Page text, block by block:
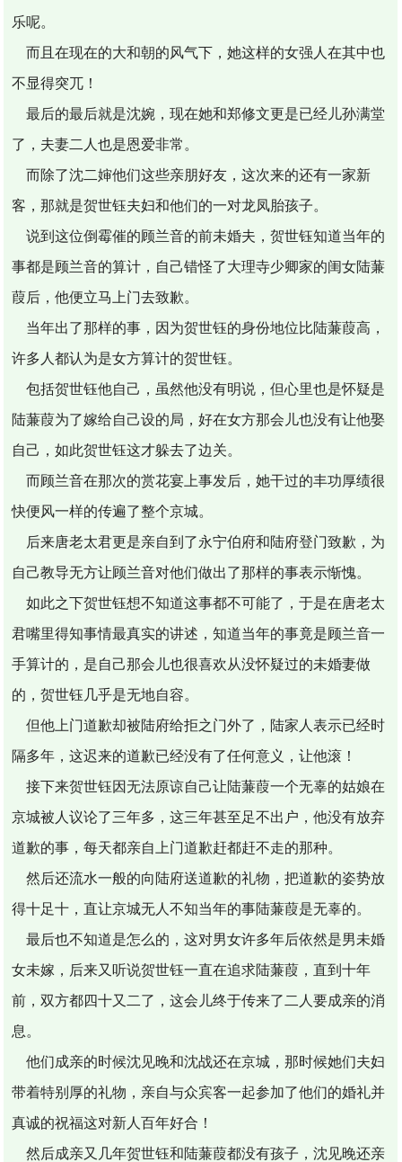
乐呢。
而且在现在的大和朝的风气下，她这样的女强人在其中也
不显得突兀！
最后的最后就是沈婉，现在她和郑修文更是已经儿孙满堂
了，夫妻二人也是恩爱非常。
而除了沈二婶他们这些亲朋好友，这次来的还有一家新
客，那就是贺世钰夫妇和他们的一对龙凤胎孩子。
说到这位倒霉催的顾兰音的前未婚夫，贺世钰知道当年的
事都是顾兰音的算计，自己错怪了大理寺少卿家的闺女陆蒹
葭后，他便立马上门去致歉。
当年出了那样的事，因为贺世钰的身份地位比陆蒹葭高，
许多人都认为是女方算计的贺世钰。
包括贺世钰他自己，虽然他没有明说，但心里也是怀疑是
陆蒹葭为了嫁给自己设的局，好在女方那会儿也没有让他娶
自己，如此贺世钰这才躲去了边关。
而顾兰音在那次的赏花宴上事发后，她干过的丰功厚绩很
快便风一样的传遍了整个京城。
后来唐老太君更是亲自到了永宁伯府和陆府登门致歉，为
自己教导无方让顾兰音对他们做出了那样的事表示惭愧。
如此之下贺世钰想不知道这事都不可能了，于是在唐老太
君嘴里得知事情最真实的讲述，知道当年的事竟是顾兰音一
手算计的，是自己那会儿也很喜欢从没怀疑过的未婚妻做
的，贺世钰几乎是无地自容。
但他上门道歉却被陆府给拒之门外了，陆家人表示已经时
隔多年，这迟来的道歉已经没有了任何意义，让他滚！
接下来贺世钰因无法原谅自己让陆蒹葭一个无辜的姑娘在
京城被人议论了三年多，这三年甚至足不出户，他没有放弃
道歉的事，每天都亲自上门道歉赶都赶不走的那种。
然后还流水一般的向陆府送道歉的礼物，把道歉的姿势放
得十足十，直让京城无人不知当年的事陆蒹葭是无辜的。
最后也不知道是怎么的，这对男女许多年后依然是男未婚
女未嫁，后来又听说贺世钰一直在追求陆蒹葭，直到十年
前，双方都四十又二了，这会儿终于传来了二人要成亲的消
息。
他们成亲的时候沈见晚和沈战还在京城，那时候她们夫妇
带着特别厚的礼物，亲自与众宾客一起参加了他们的婚礼并
真诚的祝福这对新人百年好合！
然后成亲又几年贺世钰和陆蒹葭都没有孩子，沈见晚还亲